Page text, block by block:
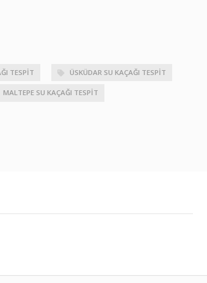
TESPIT ÜSKÜDAR SU KAÇAĞI TESPIT
MALTEPE SU KAÇAĞI TESPIT